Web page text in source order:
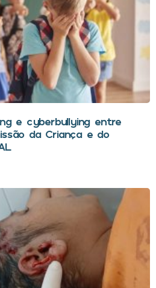
e cyberbullying entre
da Criança e do